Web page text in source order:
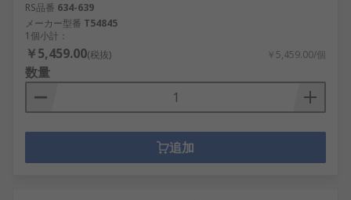
RS品番 634-639
メーカー型番 T54845
1個小計：
￥5,459.00(税抜) ￥5,459.00/個
数量
追加